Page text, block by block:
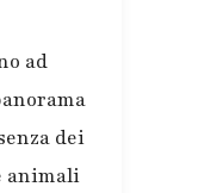
ad
dei
animali